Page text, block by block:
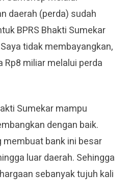
daerah (perda) sudah
BPRS Bhakti Sumekar
tidak membayangkan,
Rp8 miliar melalui perda
Sumekar mampu
dengan baik.
membuat bank ini besar
luar daerah. Sehingga
sebanyak tujuh kali